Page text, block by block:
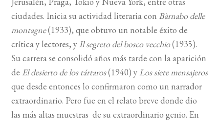
ciudades. Inicia su actividad literaria con Bàrnabo delle
montagne(1933), que obtuvo un notable éxito de
crítica y lectores, yIl segreto del bosco vecchio(1935).
Su carrera se consolidó años más tarde con la aparición
de El desierto de los tártaros(1940) y Los siete mensajeros
que desde entonces lo confirmaron como un narrador
extraordinario. Pero fue en el relato breve donde dio
las más altas muestras de su extraordinario genio. En